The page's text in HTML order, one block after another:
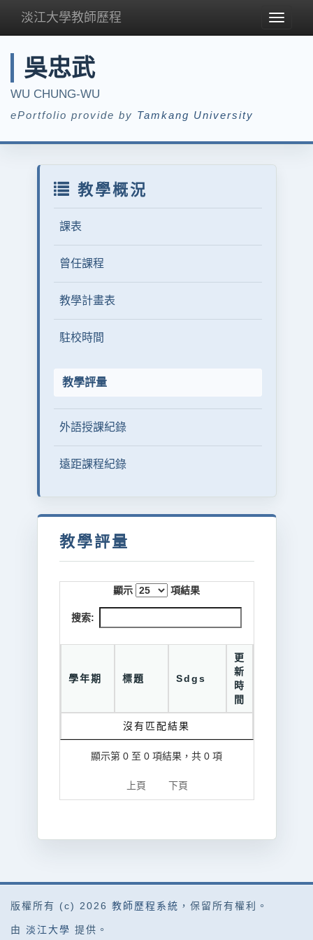
Toggle
淡江大學教師歷程
吳忠武
WU CHUNG-WU
ePortfolio provide by Tamkang University
教學概況
課表
曾任課程
教學計畫表
駐校時間
教學評量
外語授課紀錄
遠距課程紀錄
教學評量
顯示 項結果
搜索:
學年期 標題 Sdgs
更
新
時
間
沒有匹配結果
顯示第 0 至 0 項結果，共 0 項
上頁 下頁
版權所有 (c) 2026 教師歷程系統 ，保留所有權利。
由 淡江大學 提供。